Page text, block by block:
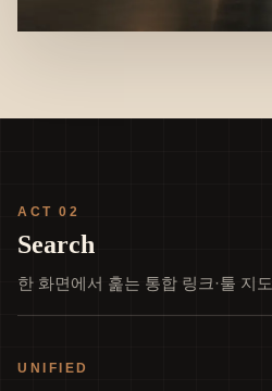
ACT 02
Search
한 화면에서 훑는 통합 링크·툴 지도
UNIFIED